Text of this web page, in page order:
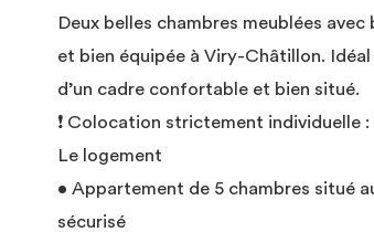
Deux belles chambres meublées
et bien équipée à Viry-Châtillon. Idéal
d’un cadre confortable et bien situé.
❗ Colocation strictement individuelle
Le logement
• Appartement de 5 chambres situé
sécurisé